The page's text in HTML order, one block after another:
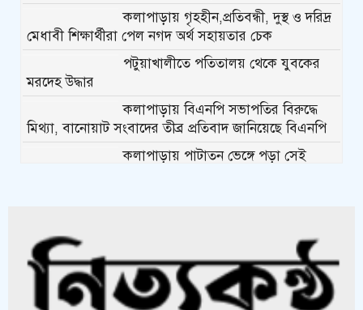
কলাপাড়ায় গৃহহীন,প্রতিবন্ধী, দুস্থ ও দরিদ্র
মেধাবী শিক্ষার্থীরা পেল নগদ অর্থ সহায়তার চেক
পটুয়াখালীতে পতিতালয় থেকে যুবকের
মরদেহ উদ্ধার
কলাপাড়ায় বিএনপি সভাপতির বিরুদ্ধে
মিথ্যা, বানোয়াট সংবাদের তীব্র প্রতিবাদ জানিয়েছে বিএনপি
কলাপাড়ায় পাটাতন ভেঙ্গে পড়া সেই
কলাপাড়ায় জমি নিয়ে হয়রানির অভিযোগে
সংবাদ সম্মেলন